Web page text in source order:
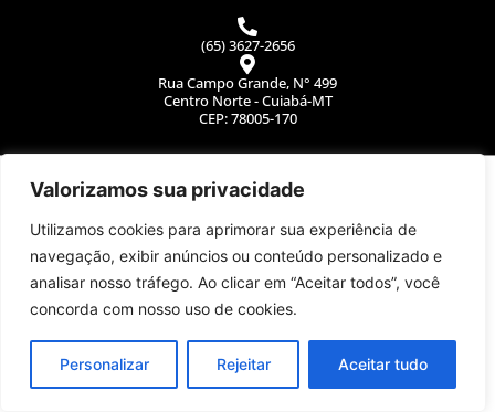
Valorizamos sua privacidade
Utilizamos cookies para aprimorar sua experiência de
navegação, exibir anúncios ou conteúdo personalizado e
analisar nosso tráfego. Ao clicar em “Aceitar todos”, você
concorda com nosso uso de cookies.
Personalizar Rejeitar Aceitar tudo
(65) 3627-2656
Rua Campo Grande, N° 499
Centro Norte - Cuiabá-MT
CEP: 78005-170